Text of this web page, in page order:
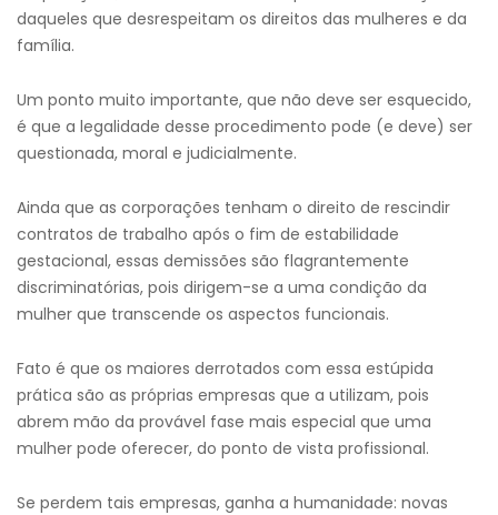
daqueles que desrespeitam os direitos das mulheres e da
família.
Um ponto muito importante, que não deve ser esquecido,
é que a legalidade desse procedimento pode (e deve) ser
questionada, moral e judicialmente.
Ainda que as corporações tenham o direito de rescindir
contratos de trabalho após o fim de estabilidade
gestacional, essas demissões são flagrantemente
discriminatórias, pois dirigem-se a uma condição da
mulher que transcende os aspectos funcionais.
Fato é que os maiores derrotados com essa estúpida
prática são as próprias empresas que a utilizam, pois
abrem mão da provável fase mais especial que uma
mulher pode oferecer, do ponto de vista profissional.
Se perdem tais empresas, ganha a humanidade: novas